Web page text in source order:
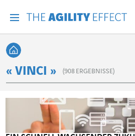
Zurück zur
« VINCI » (908 ERGEBNISSE)